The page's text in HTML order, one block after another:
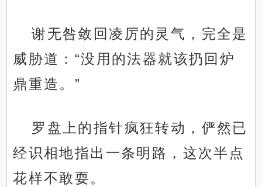
谢无咎敛回凌厉的灵气，完全是
威胁道：“没用的法器就该扔回炉
鼎重造。”
罗盘上的指针疯狂转动，俨然已
经识相地指出一条明路，这次半点
花样不敢耍。